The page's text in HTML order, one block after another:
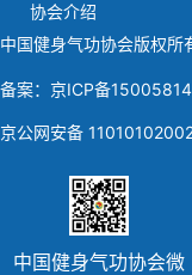
协会介绍
中国健身气功协会版权
备案：京ICP备
京公网安备
中国健身气功协会微